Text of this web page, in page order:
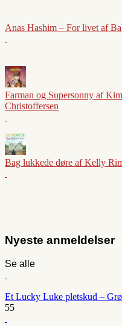
Anas Hashim – For livet af
Farman og Supersonny af
Christoffersen
Bag lukkede døre af Kelly
Nyeste anmeldelser
Se alle
Et Lucky Luke pletskud –
55